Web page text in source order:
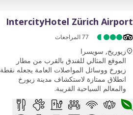
IntercityHotel Zürich Airport
77المراجعات
زيوريخ, سويسرا
الموقع المثالي للفندق بالقرب من مطار
زيورخ ووسائل المواصلات العامة يجعله نقطة
انطلاق ممتازة لاستكشاف مدينة زيورخ
والمعالم السياحية القريبة.